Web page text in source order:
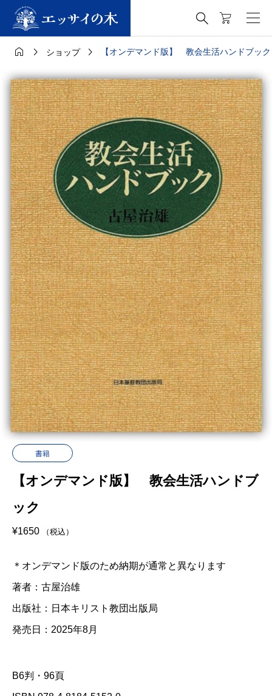

  ショップ  【オンデマンド版】 教会生活ハンドブック
書籍
【オンデマンド版】 教会生活ハンドブ
ック
¥1650 （税込）
＊オンデマンド版のため納期が通常と異なります
著者：古屋治雄
出版社：日本キリスト教団出版局
発売日：2025年8月
B6判・96頁